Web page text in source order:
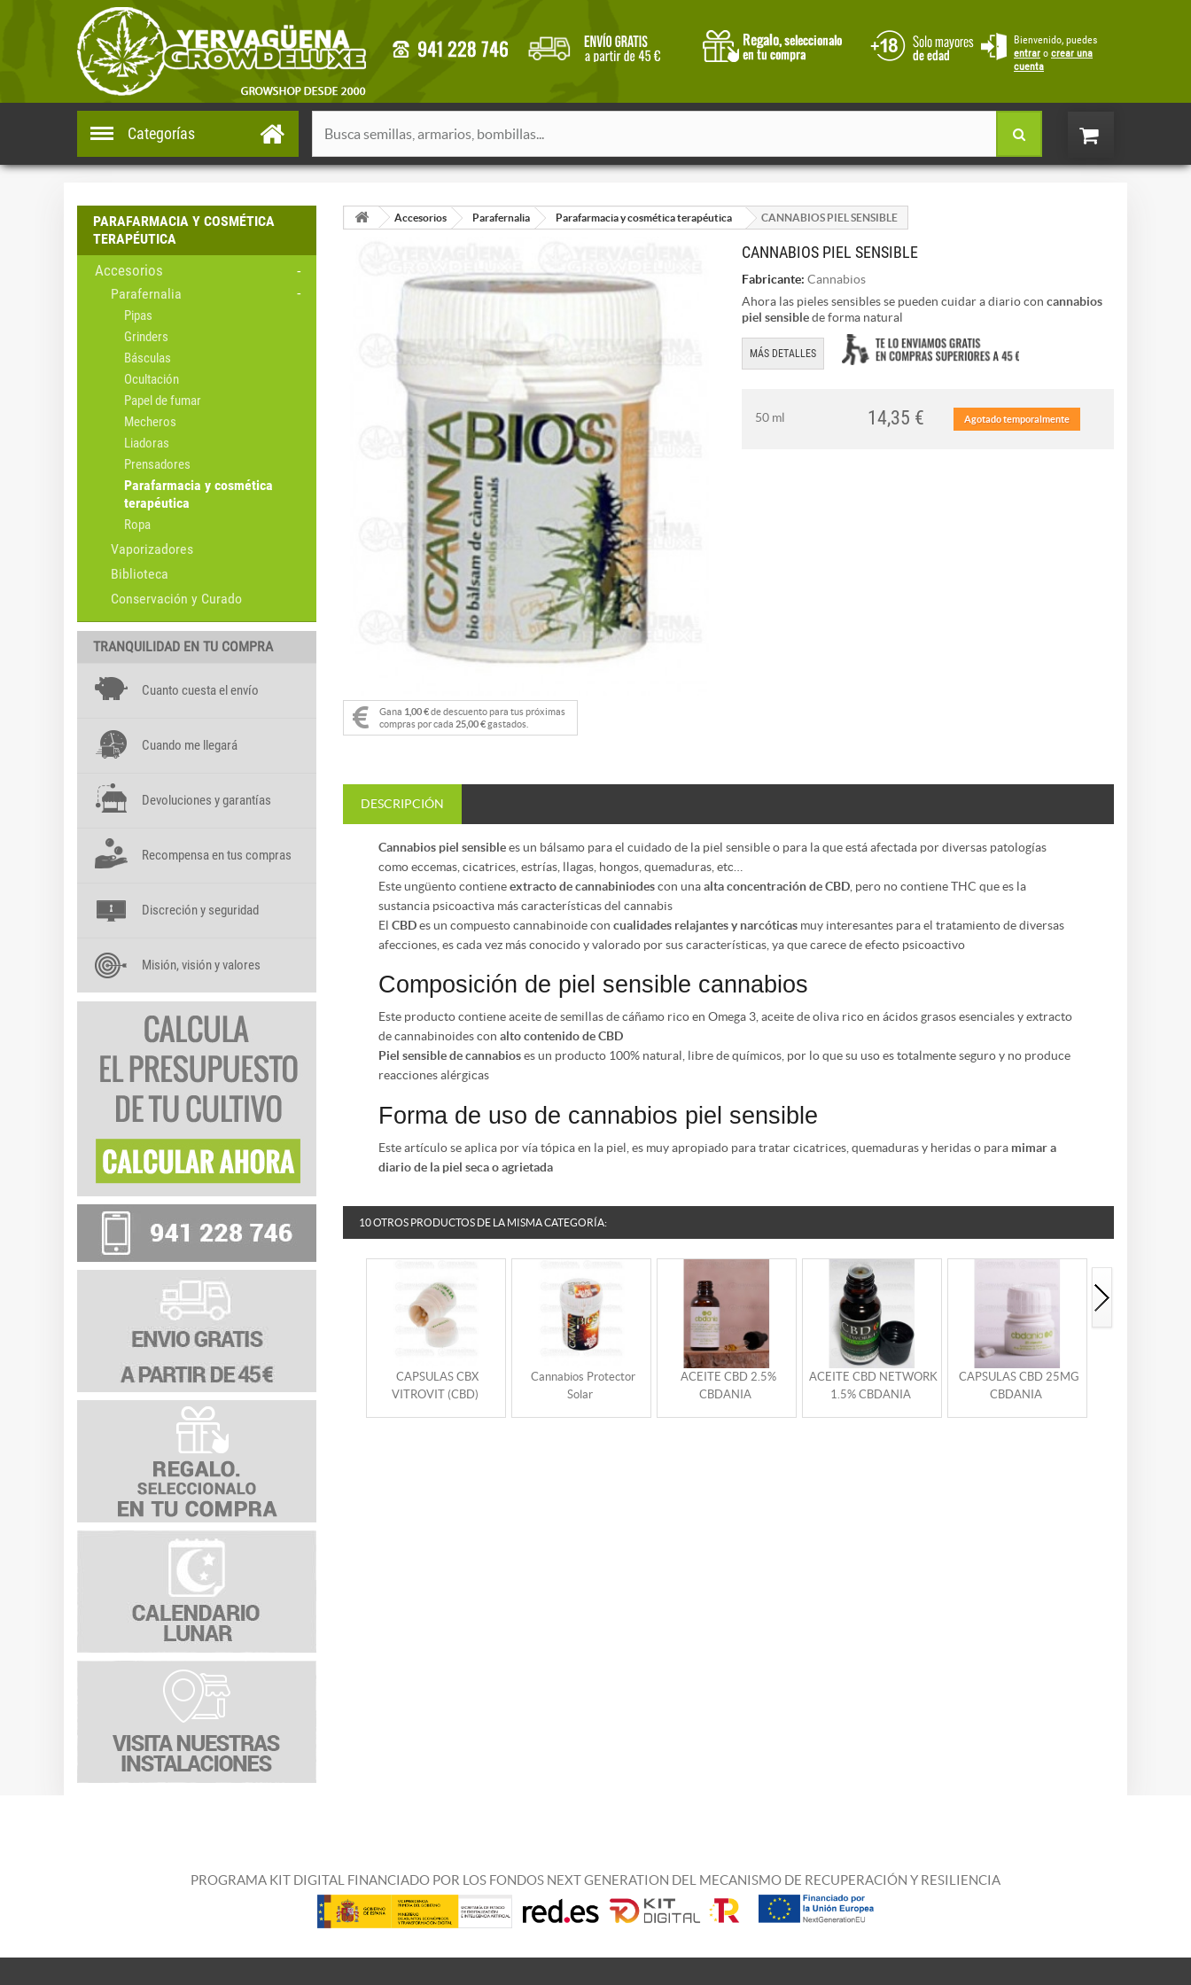
Bienvenido, puedes
entrar o crear una
cuenta
Categorías
PARAFARMACIA Y COSMÉTICA
TERAPÉUTICA
Accesorios
Parafernalia
Pipas
Grinders
Básculas
Ocultación
Papel de fumar
Mecheros
Liadoras
Prensadores
Parafarmacia y cosmética
terapéutica
Ropa
Vaporizadores
Biblioteca
Conservación y Curado
TRANQUILIDAD EN TU COMPRA
Cuanto cuesta el envío
Cuando me llegará
Devoluciones y garantías
Recompensa en tus compras
Discreción y seguridad
Misión, visión y valores
Accesorios Parafernalia Parafarmacia y cosmética terapéutica CANNABIOS PIEL SENSIBLE
Gana 1,00 €de descuento para tus próximas
compras por cada 25,00 €gastados.
CANNABIOS PIEL SENSIBLE
Fabricante: Cannabios
Ahora las pieles sensibles se pueden cuidar a diario con cannabios
piel sensiblede forma natural
MÁS DETALLES
50 ml Agotado temporalmente
14,35 €
DESCRIPCIÓN
Cannabios piel sensiblees un bálsamo para el cuidado de la piel sensible o para la que está afectada por diversas patologías
como eccemas, cicatrices, estrías, llagas, hongos, quemaduras, etc…
Este ungüento contieneextracto de cannabiniodescon unaalta concentración de CBD , pero no contiene THC que es la
sustancia psicoactiva más características del cannabis
El CBDes un compuesto cannabinoide con cualidades relajantes y narcóticas muy interesantes para el tratamiento de diversas
afecciones, es cada vez más conocido y valorado por sus características, ya que carece de efecto psicoactivo
Composición de piel sensible cannabios
Este producto contiene aceite de semillas de cáñamo rico en Omega 3, aceite de oliva rico en ácidos grasos esenciales y extracto
de cannabinoides con alto contenido de CBD
Piel sensible decannabioses un producto 100% natural, libre de químicos, por lo que su uso es totalmente seguro y no produce
reacciones alérgicas
Forma de uso de cannabios piel sensible
Este artículo se aplica por vía tópica en la piel, es muy apropiado para tratar cicatrices, quemaduras y heridas o para mimar a
diario de la piel seca o agrietada
10 OTROS PRODUCTOS DE LA MISMA CATEGORÍA:
CAPSULAS CBX
VITROVIT (CBD)
Cannabios Protector
Solar
ACEITE CBD 2.5%
CBDANIA
ACEITE CBD NETWORK
1.5% CBDANIA
CAPSULAS CBD 25MG
CBDANIA
PROGRAMA KIT DIGITAL FINANCIADO POR LOS FONDOS NEXT GENERATION DEL MECANISMO DE RECUPERACIÓN Y RESILIENCIA